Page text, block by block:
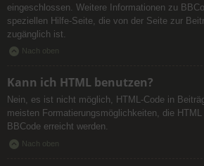
eingeschlossen. Weitere Informationen zu
speziellen Hilfe-Seite, die von der Seite zur
zugänglich ist.
Nach oben
Kann ich HTML benutzen?
Nein, es ist nicht möglich, HTML-Code in
meisten Formatierungsmöglichkeiten, die
BBCode erreicht werden.
Nach oben